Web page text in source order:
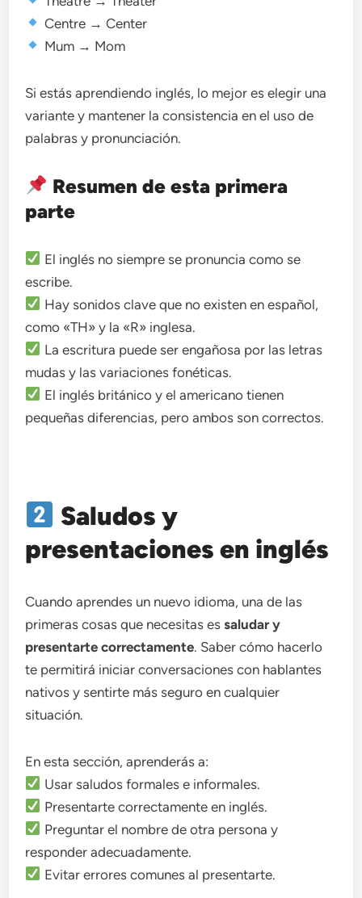
Centre → Center
Mum → Mom
Si estás aprendiendo inglés, lo mejor es elegir una
variante y mantener la consistencia en el uso de
palabras y pronunciación.
Resumen de esta primera
parte
El inglés no siempre se pronuncia como se
escribe.
Hay sonidos clave que no existen en español,
como «TH» y la «R» inglesa.
La escritura puede ser engañosa por las letras
mudas y las variaciones fonéticas.
El inglés británico y el americano tienen
pequeñas diferencias, pero ambos son correctos.
Saludos y
presentaciones en inglés
Cuando aprendes un nuevo idioma, una de las
primeras cosas que necesitas essaludar y
presentarte correctamente. Saber cómo hacerlo
te permitirá iniciar conversaciones con hablantes
nativos y sentirte más seguro en cualquier
situación.
En esta sección, aprenderás a:
Usar saludos formales e informales.
Presentarte correctamente en inglés.
Preguntar el nombre de otra persona y
responder adecuadamente.
Evitar errores comunes al presentarte.